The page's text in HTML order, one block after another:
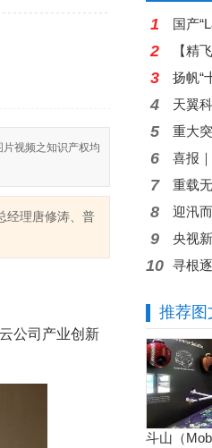
视频之知识产权均
经理唐修涛、普
公司产业创新
1
2
3 扬帆“
4
5
6
7
8 迎汛
9 央视
10
推荐图
斗山（